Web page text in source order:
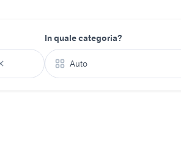
In quale categoria?
Auto